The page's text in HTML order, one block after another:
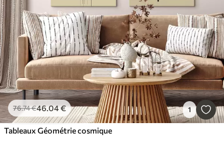
76.74€46.04€ 1
Tableaux Géométrie cosmique